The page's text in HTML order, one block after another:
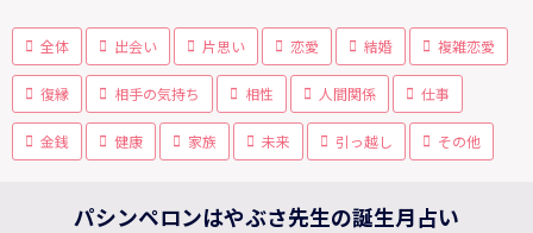
全体 出会い 片思い 恋愛 結婚 複雑恋愛
復縁 相手の気持ち 相性 人間関係 仕事
金銭 健康 家族 未来 引っ越し その他
パシンペロンはやぶさ先生の誕生月占い